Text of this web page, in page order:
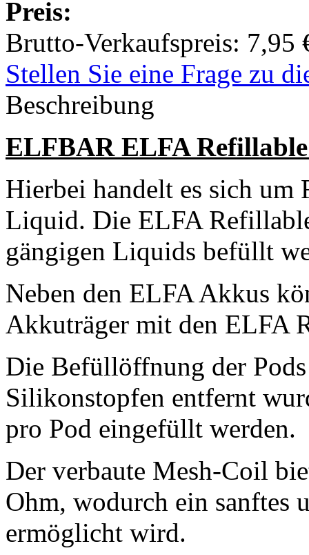
Preis:
Brutto-Verkaufspreis: 7,95
Stellen Sie eine Frage zu
Beschreibung
ELFBAR ELFA Refillable
Hierbei handelt es sich um
Liquid. Die ELFA
gängigen Liquids befüllt
Neben den ELFA Akkus
Akkuträger mit den ELFA
Die Befüllöffnung der
Silikonstopfen entfernt
pro Pod eingefüllt werden.
Der verbaute Mesh-Coil
Ohm, wodurch ein sanftes
ermöglicht wird.